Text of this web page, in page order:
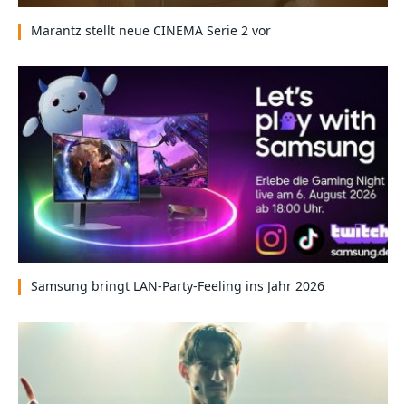
Marantz stellt neue CINEMA Serie 2 vor
Samsung bringt LAN-Party-Feeling ins Jahr 2026